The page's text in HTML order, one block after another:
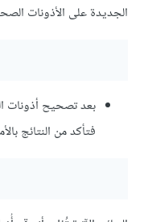
الجديدة على الأذونات
بعد تصحيح أذونات
فتأكد من النتائج